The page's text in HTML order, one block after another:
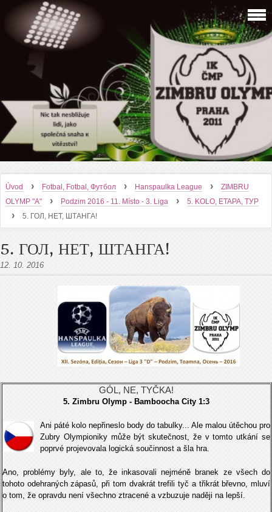
Úvod › Fotbal, Fotbal, Футбол › Hanspaulka League ›
ZIMBRU
OLYMP "A"
› Podzim 2016 - 11. Místo - 3. Liga › 5. KOLO, ETAPA, ТУР
› 5. ГОЛ, НЕТ, ШТАНГА!
5. ГОЛ, НЕТ, ШТАНГА!
12. 10. 2016
GÓL, NE, TYČKA!
5. Zimbru Olymp - Bamboocha City 1:3
Ani páté kolo nepřineslo body do tabulky... Ale malou útěchou pro
Zubry Olympioniky může být skutečnost, že v tomto utkání se
poprvé projevovala logická součinnost a šla hra.
Ano, problémy byly, ale to, že inkasovali nejméně branek ze všech do
tohoto odehraných zápasů, při tom dvakrát trefili tyč a třikrát břevno, mluví
o tom, že opravdu není všechno ztracené a vzbuzuje naději na lepší.